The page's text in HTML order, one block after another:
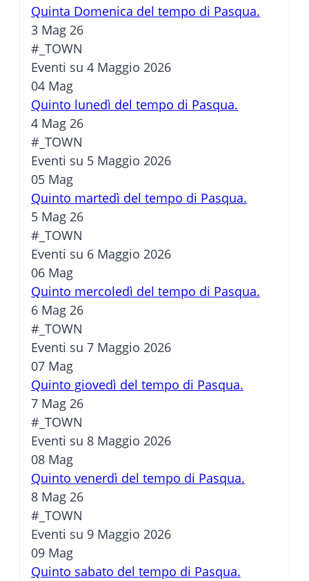
Quinta Domenica del tempo di Pasqua.
3 Mag 26
#_TOWN
Eventi su 4 Maggio 2026
04 Mag
Quinto lunedì del tempo di Pasqua.
4 Mag 26
#_TOWN
Eventi su 5 Maggio 2026
05 Mag
Quinto martedì del tempo di Pasqua.
5 Mag 26
#_TOWN
Eventi su 6 Maggio 2026
06 Mag
Quinto mercoledì del tempo di Pasqua.
6 Mag 26
#_TOWN
Eventi su 7 Maggio 2026
07 Mag
Quinto giovedì del tempo di Pasqua.
7 Mag 26
#_TOWN
Eventi su 8 Maggio 2026
08 Mag
Quinto venerdì del tempo di Pasqua.
8 Mag 26
#_TOWN
Eventi su 9 Maggio 2026
09 Mag
Quinto sabato del tempo di Pasqua.